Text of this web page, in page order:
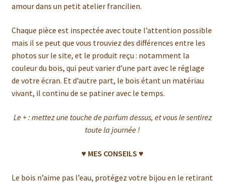
amour dans un petit atelier francilien.
Chaque pièce est inspectée avec toute l’attention possible
mais il se peut que vous trouviez des différences entre les
photos sur le site, et le produit reçu : notamment la
couleur du bois, qui peut varier d’une part avec le réglage
de votre écran. Et d’autre part, le bois étant un matériau
vivant, il continu de se patiner avec le temps.
Le + : mettez une touche de parfum dessus, et vous le sentirez
toute la journée !
♥ MES CONSEILS ♥
Le bois n’aime pas l’eau, protégez votre bijou en le retirant